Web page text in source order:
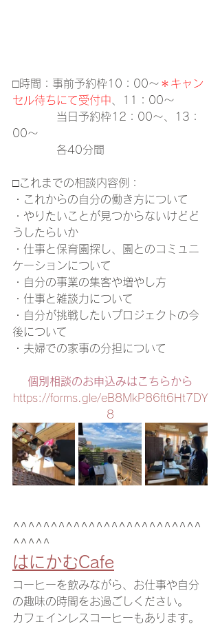
□時間：事前予約枠10：00～ ＊キャン
セル待ちにて受付中 、11：00～
当日予約枠12：00～、13：
00～
各40分間
□これまでの相談内容例：
・これからの自分の働き方について
・やりたいことが見つからないけどど
うしたらいか
・仕事と保育園探し、園とのコミュニ
ケーションについて
・自分の事業の集客や増やし方
・仕事と雑談力について
・自分が挑戦したいプロジェクトの今
後について
・夫婦での家事の分担について
個別相談のお申込みはこちらから
https://forms.gle/eB8MkP86ft6Ht7DY
8
^^^^^^^^^^^^^^^^^^^^^^^^^
^^^^^
はにかむCafe
コーヒーを飲みながら、お仕事や自分
の趣味の時間をお過ごしください。
カフェインレスコーヒーもあります。